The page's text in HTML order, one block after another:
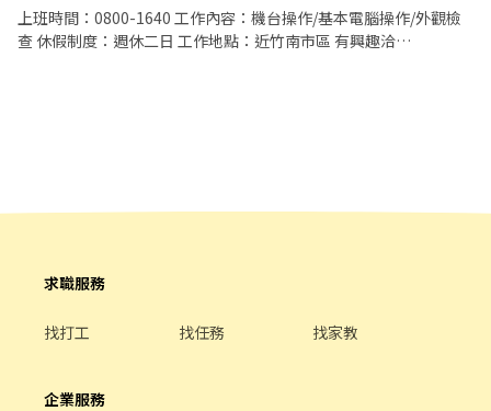
上班時間：0800-1640 工作內容：機台操作/基本電腦操作/外觀檢
查 休假制度：週休二日 工作地點：近竹南市區 有興趣洽
求職服務
找打工 找任務 找家教
企業服務